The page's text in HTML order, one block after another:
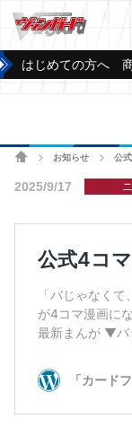
はじめての方へ
ホームお知らせ 公
2025/9/17